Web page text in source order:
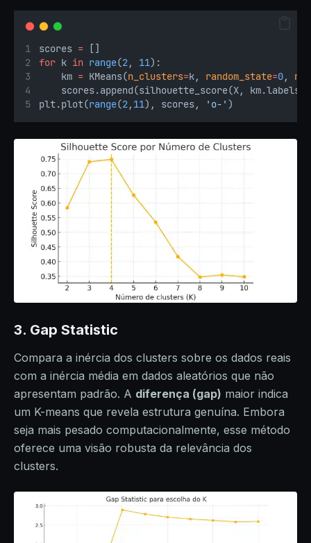
scores = []
for k in range(2, 11):
    km
= KMeans(n_clusters=k, random_state=0,
scores.append(silhouette_score(X,
plt.plot(range(2, 11), scores, 'o-' )
3. Gap Statistic
Compara a inércia dos clusters sobre os dados reais
com a inércia média em dados aleatórios que não
apresentam padrão. A diferença (gap) maior indica
um K-means que revela estrutura genuína. Embora
seja mais pesado computacionalmente, esse método
oferece uma visão robusta da relevância dos
clusters.